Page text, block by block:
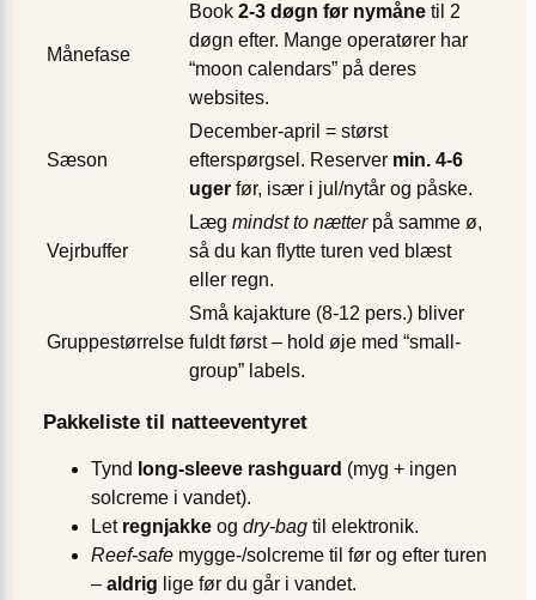
Månefase
Book 2-3 døgn før nymåne til 2
døgn efter. Mange operatører har
“moon calendars” på deres
websites.
Sæson
December-april = størst
efterspørgsel. Reserver min. 4-6
uger før, især i jul/nytår og påske.
Vejrbuffer
Læg mindst to nætterpå samme ø,
så du kan flytte turen ved blæst
eller regn.
Gruppestørrelse
Små kajakture (8-12 pers.) bliver
fuldt først – hold øje med “small-
group” labels.
Pakkeliste til natteeventyret
Tynd long-sleeve rashguard (myg + ingen
solcreme i vandet).
Let regnjakke og dry-bag til elektronik.
Reef-safe mygge-/sol­creme til før og efter turen
– aldrig lige før du går i vandet.